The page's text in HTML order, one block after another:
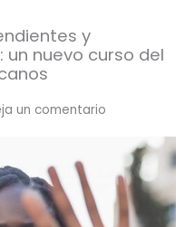
y
un nuevo curso del
un comentario